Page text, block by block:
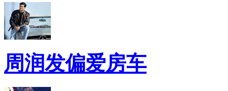
周润发偏爱房车